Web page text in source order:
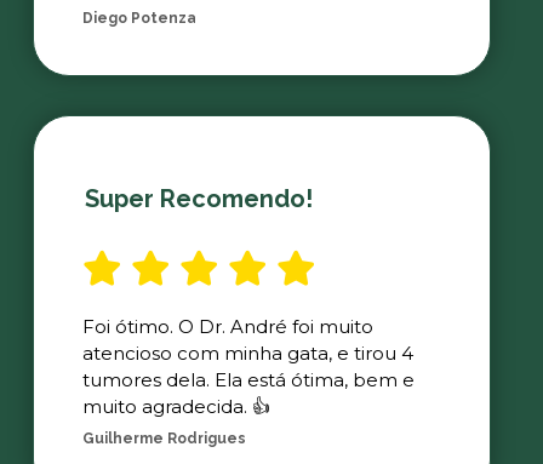
Diego Potenza
Super Recomendo!
Foi ótimo. O Dr. André foi muito
atencioso com minha gata, e tirou 4
tumores dela. Ela está ótima, bem e
muito agradecida. 👍
Guilherme Rodrigues